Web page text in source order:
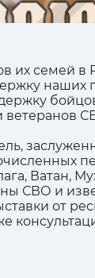
их семей в
наших
Ватан,
СВО и
от